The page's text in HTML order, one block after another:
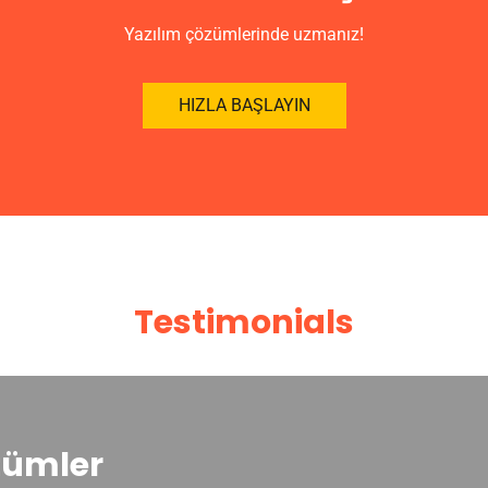
Yazılım çözümlerinde uzmanız!
HIZLA BAŞLAYIN
Testimonials